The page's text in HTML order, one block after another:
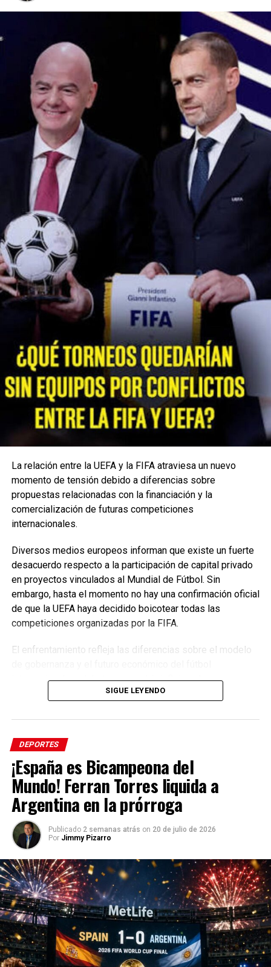
La relación entre la UEFA y la FIFA atraviesa un nuevo
momento de tensión debido a diferencias sobre
propuestas relacionadas con la financiación y la
comercialización de futuras competiciones
internacionales.
Diversos medios europeos informan que existe un fuerte
desacuerdo respecto a la participación de capital privado
en proyectos vinculados al Mundial de Fútbol. Sin
embargo, hasta el momento no hay una confirmación oficial
de que la UEFA haya decidido boicotear todas las
competiciones organizadas por la FIFA.
El enfrentamiento refleja las diferencias sobre el modelo
internacional, un debate que podría influir en la
organización de los próximos torneos.
Tags: #EnfoqueNow #JimmyPizarro #FIFA #UEFA
SIGUE LEYENDO
DEPORTES
¡España es Bicampeona del
Mundo! Ferran Torres liquida a
Argentina en la prórroga
Publicado 2 semanas atrás on 20 de julio de 2026
Por Jimmy Pizarro